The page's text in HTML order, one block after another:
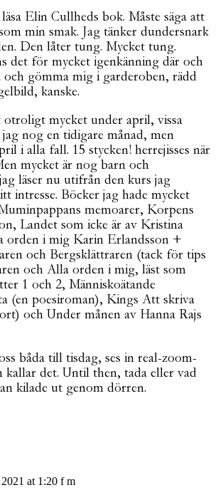
Elin Cullheds bok. Måste säga att
min smak. Jag tänker dundersnark
Den låter tung. Mycket tung.
det för mycket igenkänning där och
och gömma mig i garderoben, rädd
kanske.
otroligt mycket under april, vissa
nog en tidigare månad, men
i alla fall. 15 stycken! herrejisses när
mycket är nog barn och
läser nu utifrån den kurs jag
intresse. Böcker jag hade mycket
memoarer, Korpens
Landet som icke är av Kristina
orden i mig Karin Erlandsson +
och Bergsklättraren (tack för tips
och Alla orden i mig, läst som
1 och 2, Människoätande
(en poesiroman), Kings Att skriva
och Under månen av Hanna Rajs
båda till tisdag, ses in real-zoom-
kallar det. Until then, tada eller vad
kilade ut genom dörren.
at 1:20 f m